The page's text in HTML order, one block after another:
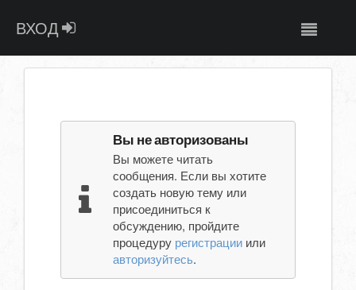
ВХОД
Вы не авторизованы
Вы можете читать
сообщения. Если вы хотите
создать новую тему или
присоединиться к
обсуждению, пройдите
процедуру регистрацииили
авторизуйтесь.